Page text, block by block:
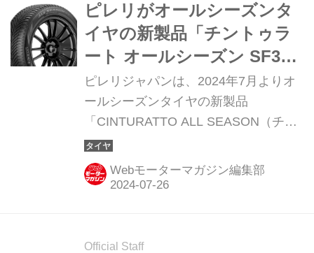
ピレリがオールシーズンタ
イヤの新製品「チントゥラ
ート オールシーズン SF3」
を日本で発売
ピレリジャパンは、2024年7月よりオ
ールシーズンタイヤの新製品
「CINTURATTO ALL SEASON（チン
トゥラート オールシーズン）SF3」を
順次発売する。
Webモーターマガジン編集部
Official Staff